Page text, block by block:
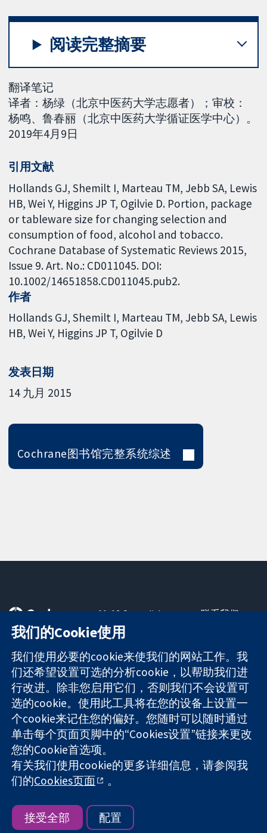
阅读完整摘要
翻译笔记
译者：杨绿（北京中医药大学志愿者）；审校：
杨鸣、鲁春丽（北京中医药大学循证医学中心）。
2019年4月9日
引用文献
Hollands GJ, Shemilt I, Marteau TM, Jebb SA, Lewis
HB, Wei Y, Higgins JP T, Ogilvie D. Portion, package
or tableware size for changing selection and
consumption of food, alcohol and tobacco.
Cochrane Database of Systematic Reviews 2015,
Issue 9. Art. No.: CD011045. DOI:
10.1002/14651858.CD011045.pub2.
作者
Hollands GJ Shemilt I Marteau TM Jebb SA Lewis
HB Wei Y Higgins JP T Ogilvie D
发表日期
14 九月 2015
Cochrane图书馆完整系统综述
可信任的证据
知情决定
更完善的医疗健
康
11-13 Cavendish
Square
London
W1G 0AN
United Kingdom
联系我们
关于我们
工作机会
Cochrane
Library
The Cochrane Collaboration is a charity (no. 1045921) and a
company limited by guarantee (no. 03044323) registered in
England & Wales. VAT registration number GB 718 2127 49.
版权所有：© 2026 Cochrane协作网
网站条款与条件| 免责声明|隐私权
我们的Cookie使用
我们使用必要的cookie来使我们的网站工作。我
们还希望设置可选的分析cookie，以帮助我们进
行改进。除非您启用它们，否则我们不会设置可
选的cookie。使用此工具将在您的设备上设置一
个cookie来记住您的偏好。您随时可以随时通过
单击每个页面页脚中的“Cookies设置”链接来更改
您的Cookie首选项。
有关我们使用cookie的更多详细信息，请参阅我
们的Cookies页面 。
接受全部 配置